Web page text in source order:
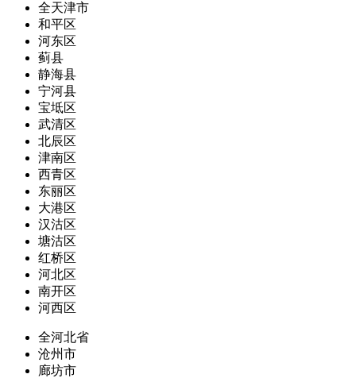
全天津市
和平区
河东区
蓟县
静海县
宁河县
宝坻区
武清区
北辰区
津南区
西青区
东丽区
大港区
汉沽区
塘沽区
红桥区
河北区
南开区
河西区
全河北省
沧州市
廊坊市